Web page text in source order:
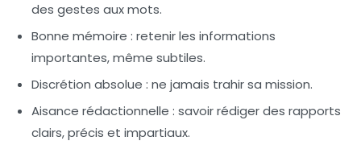
des gestes aux mots.
Bonne mémoire : retenir les informations
importantes, même subtiles.
Discrétion absolue : ne jamais trahir sa mission.
Aisance rédactionnelle : savoir rédiger des rapports
clairs, précis et impartiaux.